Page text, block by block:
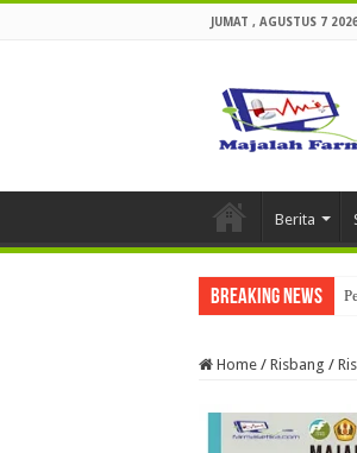
JUMAT , AGUSTUS 7
Berita
Breaking News
Home / Risbang /